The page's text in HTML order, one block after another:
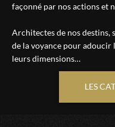
façonné par nos actions et
Architectes de nos destins,
de la voyance pour
leurs dimensions…
LES